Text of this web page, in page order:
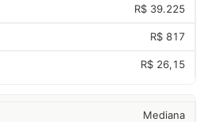
R$ 39.225
R$ 817
R$ 26,15
Mediana